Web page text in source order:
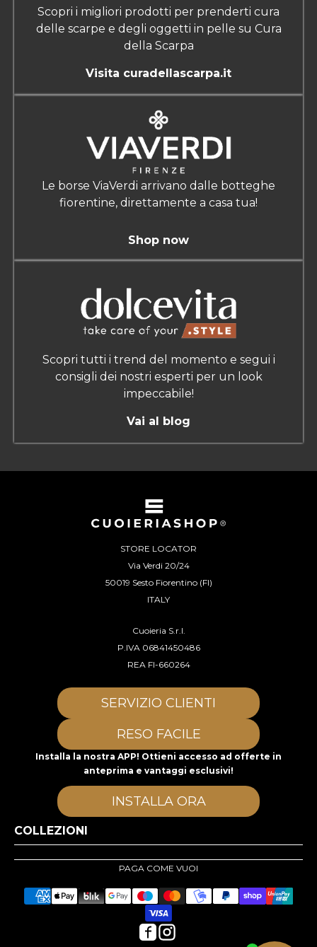
Scopri i migliori prodotti per prenderti cura
delle scarpe e degli oggetti in pelle su Cura
della Scarpa
Visita curadellascarpa.it
Le borse ViaVerdi arrivano dalle botteghe
fiorentine, direttamente a casa tua!
Shop now
Scopri tutti i trend del momento e segui i
consigli dei nostri esperti per un look
impeccabile!
Vai al blog
STORE LOCATOR
Via Verdi 20/24
50019 Sesto Fiorentino (FI)
ITALY
Cuoieria S.r.l.
P.IVA 06841450486
REA FI-660264
SERVIZIO CLIENTI
RESO FACILE
Installa la nostra APP! Ottieni accesso ad offerte in
anteprima e vantaggi esclusivi!
INSTALLA ORA
COLLEZIONI
PAGA COME VUOI